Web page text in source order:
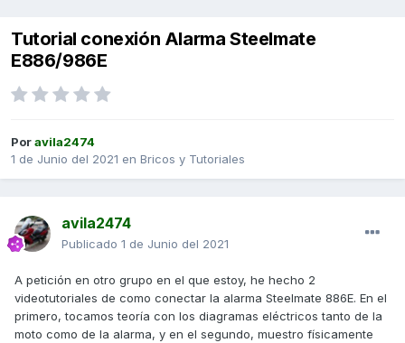
Tutorial conexión Alarma Steelmate
E886/986E
Poravila2474
1 de Junio del 2021 en Bricos y Tutoriales
avila2474
Publicado 1 de Junio del 2021
A petición en otro grupo en el que estoy, he hecho 2
videotutoriales de como conectar la alarma Steelmate 886E. En el
primero, tocamos teoría con los diagramas eléctricos tanto de la
moto como de la alarma, y en el segundo, muestro físicamente